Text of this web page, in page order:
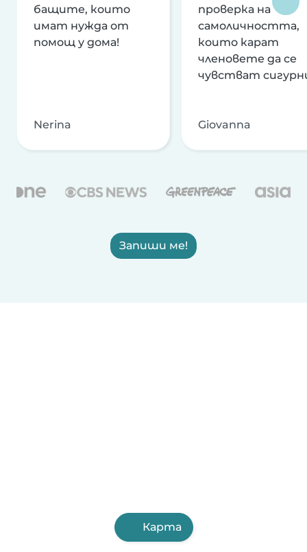
бащите, които
имат нужда от
помощ у дома!
Nerina
проверка на
самоличността,
които карат
членовете да се
чувстват
Giovanna
Запиши ме!
Карта